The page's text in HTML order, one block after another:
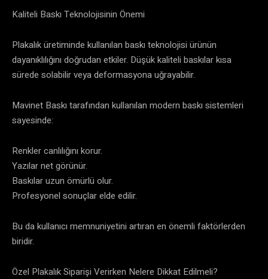
Kaliteli Baskı Teknolojisinin Önemi
Plakalık üretiminde kullanılan baskı teknolojisi ürünün
dayanıklılığını doğrudan etkiler. Düşük kaliteli baskılar kısa
sürede solabilir veya deformasyona uğrayabilir.
Mavinet Baskı tarafından kullanılan modern baskı sistemleri
sayesinde:
Renkler canlılığını korur.
Yazılar net görünür.
Baskılar uzun ömürlü olur.
Profesyonel sonuçlar elde edilir.
Bu da kullanıcı memnuniyetini artıran en önemli faktörlerden
biridir.
Özel Plakalık Siparişi Verirken Nelere Dikkat Edilmeli?